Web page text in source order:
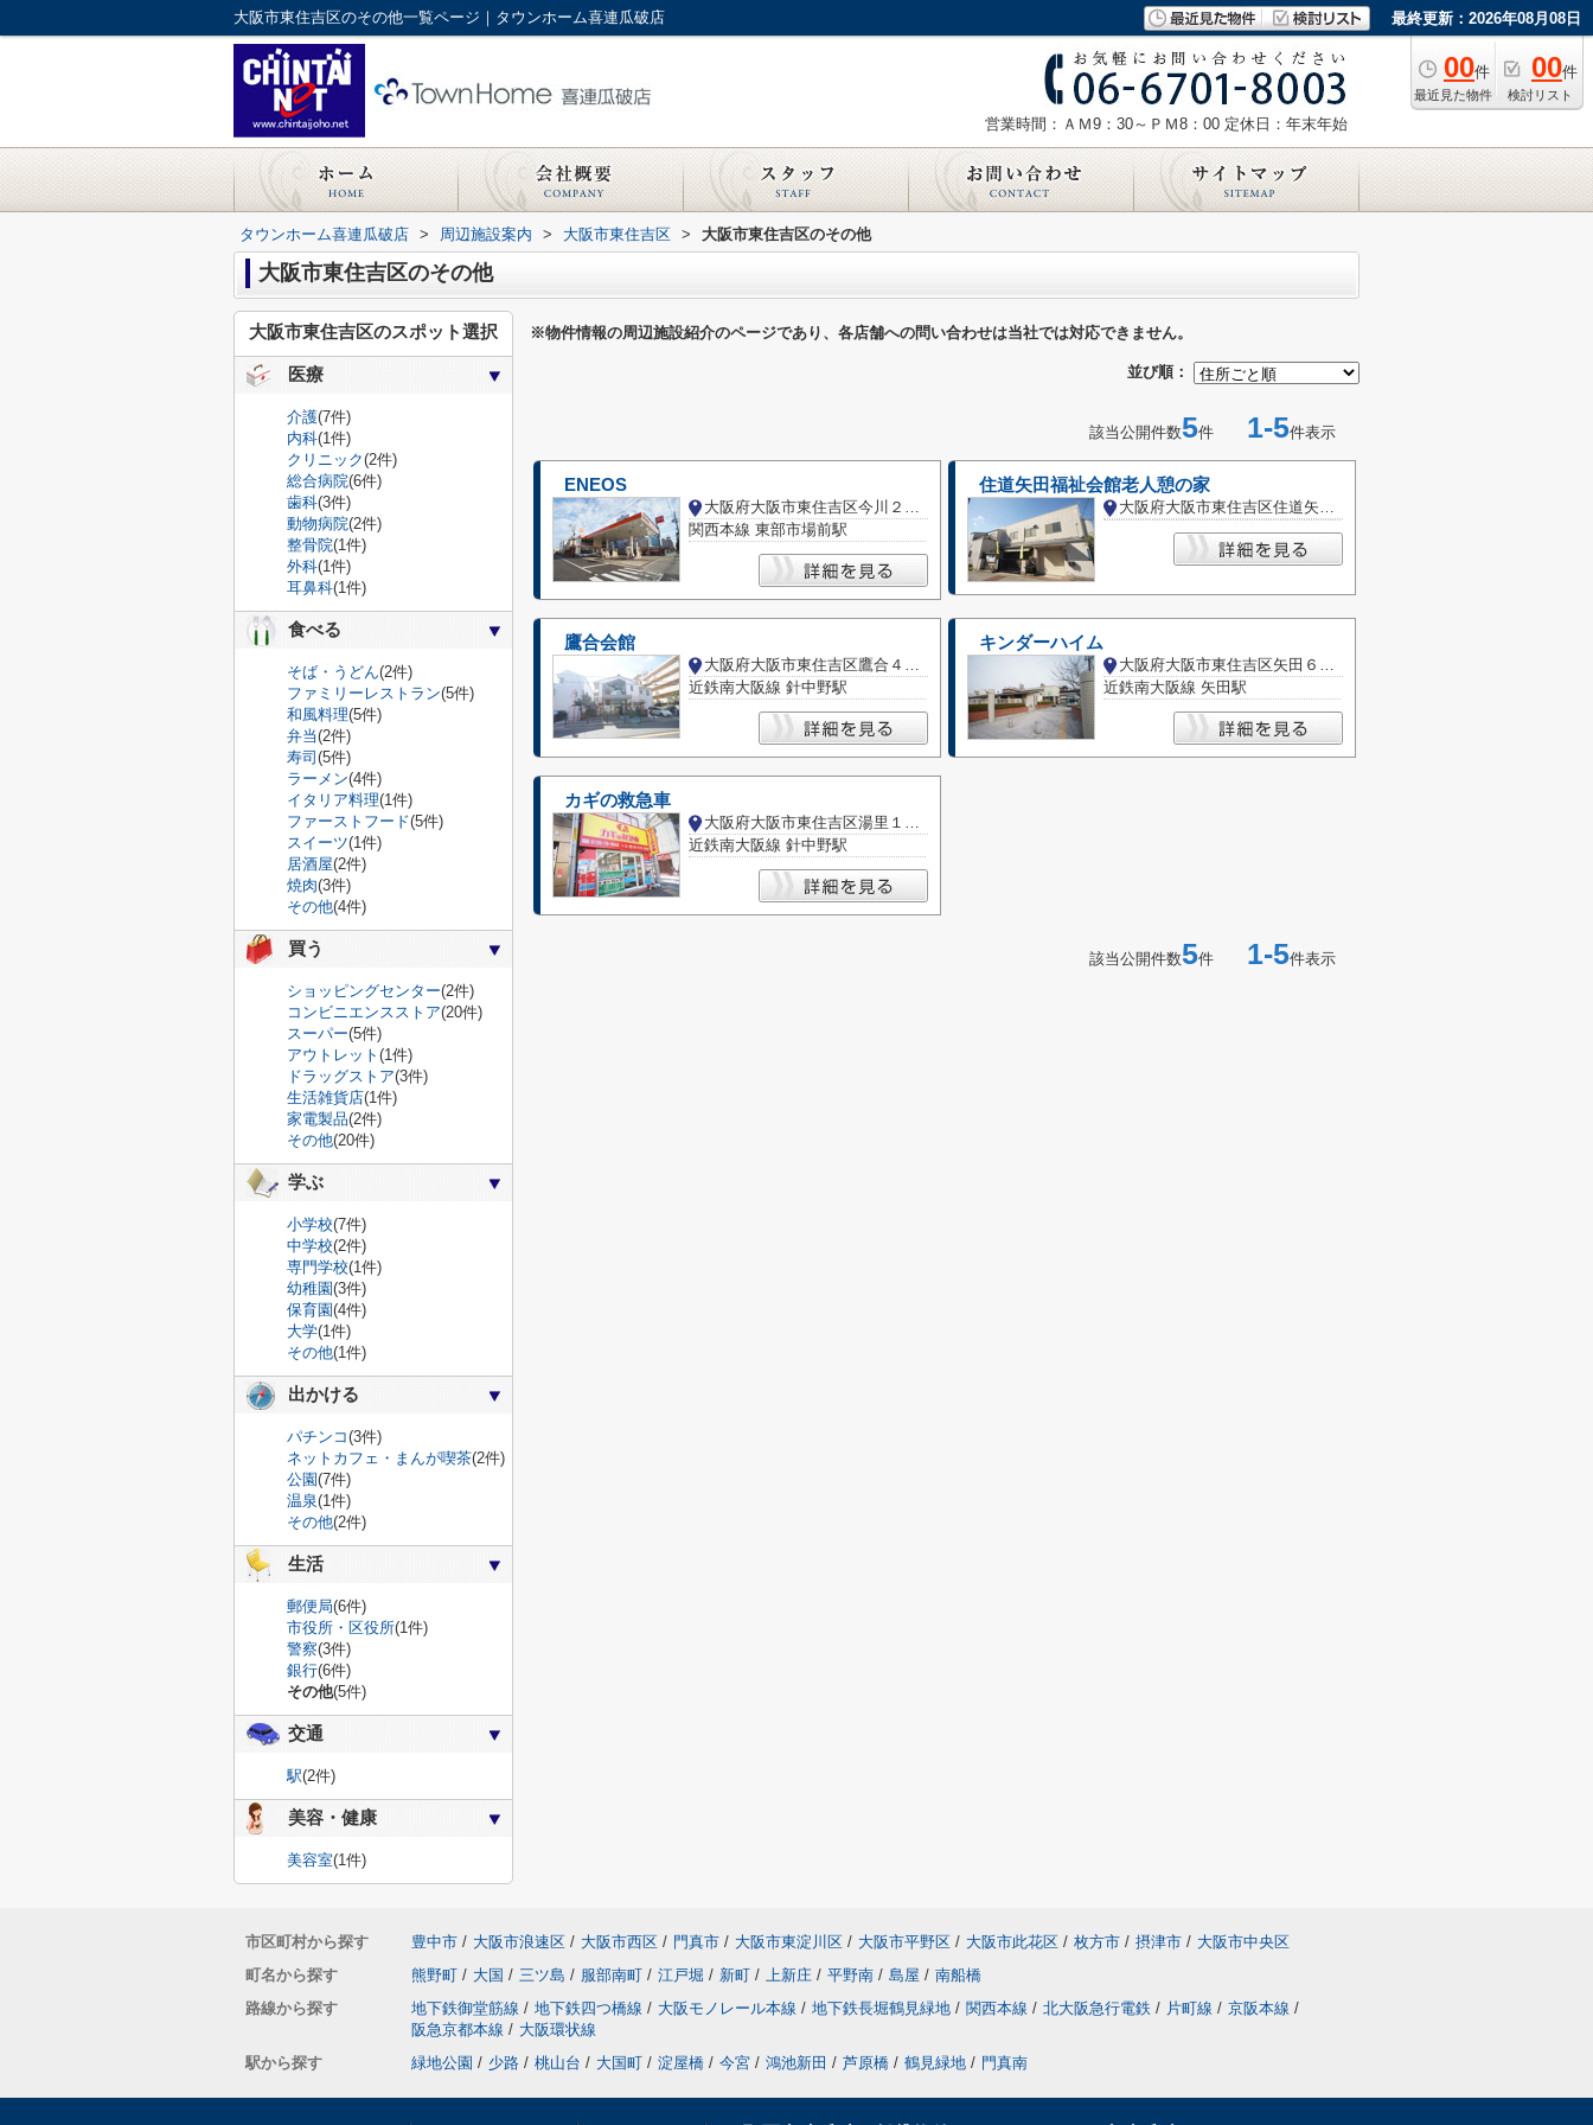
大阪市東住吉区のその他一覧ページ｜タウンホーム喜連瓜破店 最終更新：2026年08月08日
00件
最近見た物件
00件
検討リスト
営業時間：ＡＭ9：30～ＰＭ8：00 定休日：年末年始
タウンホーム喜連瓜破店 > 周辺施設案内 > 大阪市東住吉区 > 大阪市東住吉区のその他
大阪市東住吉区のその他
※物件情報の周辺施設紹介のページであり、各店舗への問い合わせは当社では対応できません。
並び順：
該当公開件数5件 1-5件表示
ENEOS
大阪府大阪市東住吉区今川２丁目
関西本線 東部市場前駅
住道矢田福祉会館老人憩の家
大阪府大阪市東住吉区住道矢田９丁目
鷹合会館
大阪府大阪市東住吉区鷹合４丁目
近鉄南大阪線 針中野駅
キンダーハイム
大阪府大阪市東住吉区矢田６丁目
近鉄南大阪線 矢田駅
カギの救急車
大阪府大阪市東住吉区湯里１丁目
近鉄南大阪線 針中野駅
該当公開件数5件 1-5件表示
大阪市東住吉区のスポット選択
医療
介護(7件)
内科(1件)
クリニック(2件)
総合病院(6件)
歯科(3件)
動物病院(2件)
整骨院(1件)
外科(1件)
耳鼻科(1件)
食べる
そば・うどん(2件)
ファミリーレストラン(5件)
和風料理(5件)
弁当(2件)
寿司 (5件)
ラーメン(4件)
イタリア料理(1件)
ファーストフード(5件)
スイーツ(1件)
居酒屋(2件)
焼肉(3件)
その他(4件)
買う
ショッピングセンター(2件)
コンビニエンスストア(20件)
スーパー(5件)
アウトレット (1件)
ドラッグストア(3件)
生活雑貨店(1件)
家電製品(2件)
その他(20件)
学ぶ
小学校(7件)
中学校(2件)
専門学校(1件)
幼稚園(3件)
保育園(4件)
大学(1件)
その他(1件)
出かける
パチンコ(3件)
ネットカフェ・まんが喫茶(2件)
公園(7件)
温泉(1件)
その他(2件)
生活
郵便局(6件)
市役所・区役所(1件)
警察(3件)
銀行(6件)
その他(5件)
交通
駅(2件)
美容・健康
美容室(1件)
市区町村から探す 豊中市 / 大阪市浪速区 / 大阪市西区 / 門真市 / 大阪市東淀川区 / 大阪市平野区 / 大阪市此花区 / 枚方市 / 摂津市 / 大阪市中央区
町名から探す
熊野町 / 大国 / 三ツ島 / 服部南町 / 江戸堀 / 新町 / 上新庄 / 平野南 / 島屋 / 南船橋
路線から探す
地下鉄御堂筋線 / 地下鉄四つ橋線 / 大阪モノレール本線 / 地下鉄長堀鶴見緑地 / 関西本線 / 北大阪急行電鉄 / 片町線 / 京阪本線 /
阪急京都本線 / 大阪環状線
駅から探す
緑地公園 / 少路 / 桃山台 / 大国町 / 淀屋橋 / 今宮 / 鴻池新田 / 芦原橋 / 鶴見緑地 / 門真南